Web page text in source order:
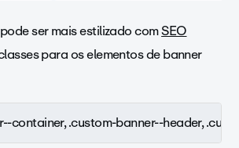
ser mais estilizado comSEO
para os elementos de banner
container, .custom-banner--header,